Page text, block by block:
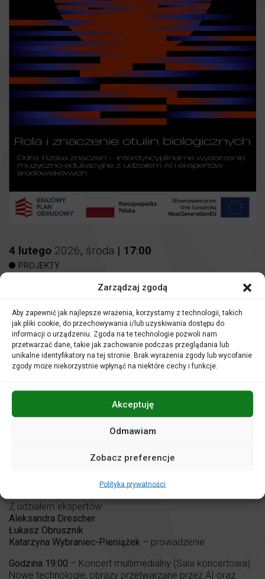
Zarządzaj zgodą
Aby zapewnić jak najlepsze wrażenia, korzystamy z technologii, takich
jak pliki cookie, do przechowywania i/lub uzyskiwania dostępu do
informacji o urządzeniu. Zgoda na te technologie pozwoli nam
przetwarzać dane, takie jak zachowanie podczas przeglądania lub
unikalne identyfikatory na tej stronie. Brak wyrażenia zgody lub wycofanie
zgody może niekorzystnie wpłynąć na niektóre cechy i funkcje.
Akceptuję
Odmawiam
Zobacz preferencje
Polityka prywatności
4 lutego 2026, środa | 17:00
PROJEKTY
Odra: Rzeka znaczeń – interdyscyplinarne wydarzenie
muzyczno-edukacyjne z udziałem AI i ekspertów
środowiskowych
Miejsce: Sala koncertowa
Wstęp wolny
biologicznych” (Sala koncertowa).
Z udziałem ekspertów:
Aleksandra Drescher
Łukasz Obrusznik
Katarzyna Wybraniec-Pieniążek – prowadzenie
Godzina 19:00 – Koncert multimedialny (Sala koncertowa).
Nowe technologie, obrazy przetwarzane przez AI oraz